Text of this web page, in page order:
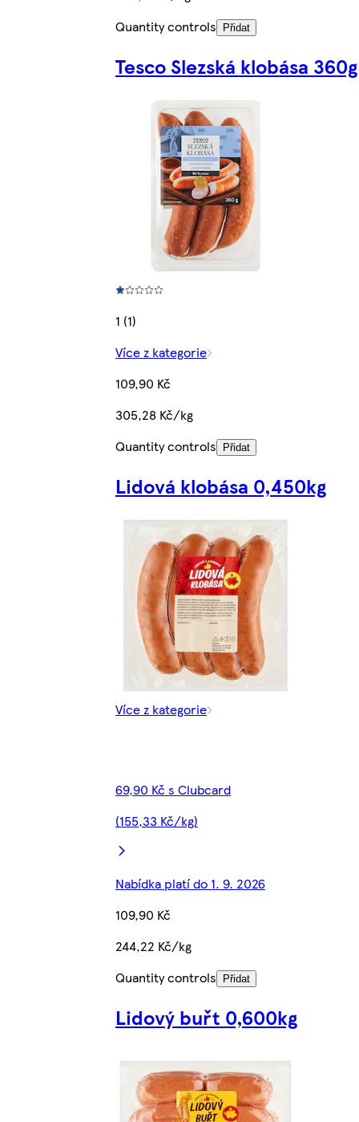
Quantity controls
Přidat
Tesco Slezská klobása 360g
1 (1)
Více z kategorie
109,90 Kč
305,28 Kč/kg
Quantity controls
Přidat
Lidová klobása 0,450kg
Více z kategorie
69,90 Kč s Clubcard
(155,33 Kč/kg)
Nabídka platí do 1. 9. 2026
109,90 Kč
244,22 Kč/kg
Quantity controls
Přidat
Lidový buřt 0,600kg